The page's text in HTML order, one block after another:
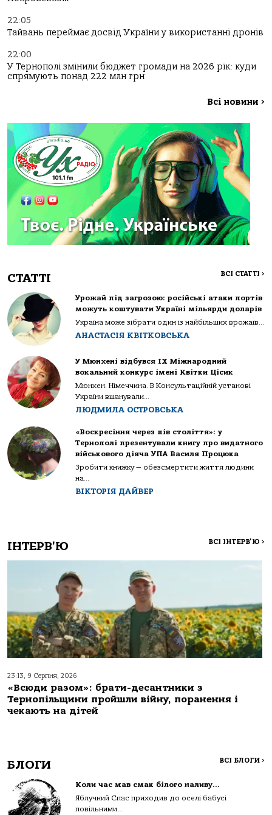
22:05
Тайвань переймає досвід України у використанні дронів
22:00
У Тернополі змінили бюджет громади на 2026 рік: куди
спрямують понад 222 млн грн
Всі новини >
СТАТТІ ВСІ СТАТТІ >
Урожай під загрозою: російські атаки портів
можуть коштувати Україні мільярди доларів
Україна може зібрати один із найбільших врожаїв...
АНАСТАСІЯ КВІТКОВСЬКА
У Мюнхені відбувся IX Міжнародний
вокальний конкурс імені Квітки Цісик
Мюнхен. Німеччина. В Консультаційній установі
України вшанували...
ЛЮДМИЛА ОСТРОВСЬКА
«Воскресіння через пів століття»: у
Тернополі презентували книгу про видатного
військового діяча УПА Василя Процюка
Зробити книжку — обезсмертити життя людини
на...
ВІКТОРІЯ ДАЙВЕР
ІНТЕРВ'Ю ВСІ ІНТЕРВ'Ю >
23:13, 9 Серпня, 2026
«Всюди разом»: брати-десантники з
Тернопільщини пройшли війну, поранення і
чекають на дітей
БЛОГИ ВСІ БЛОГИ >
Коли час мав смак білого наливу…
Яблучний Спас приходив до оселі бабусі
повільними...